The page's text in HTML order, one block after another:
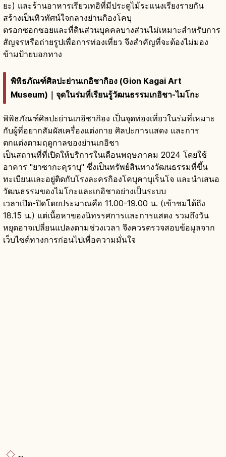
ยะ) และร้านอาหารเรียวเทอิที่มีประตูไม้ระแนงเรียงรายกัน
สร้างเป็นทิวทัศน์ใจกลางย่านกิองโคบุ
ตรอกซอกซอยและที่ดินส่วนบุคคลบางส่วนไม่เหมาะสำหรับการ
สัญจรหรือถ่ายรูปเพื่อการท่องเที่ยว จึงสำคัญที่จะต้องไม่มอง
ข้ามป้ายบอกทาง
พิพิธภัณฑ์ศิลปะย่านเกอิชากิอง (Gion Kagai Art
Museum)｜จุดในร่มที่เรียนรู้วัฒนธรรมเกอิชา-ไมโกะ
พิพิธภัณฑ์ศิลปะย่านเกอิชากิอง เป็นจุดท่องเที่ยวในร่มที่เหมาะ
กับผู้ที่อยากสัมผัสเครื่องแต่งกาย ศิลปะการแสดง และการ
ตกแต่งตามฤดูกาลของย่านเกอิชา
เป็นสถานที่ที่เปิดให้บริการในเดือนพฤษภาคม 2024 โดยใช้
อาคาร "ยาซากะคุราบุ" ซึ่งเป็นทรัพย์สินทางวัฒนธรรมที่ขึ้น
ทะเบียนและอยู่ติดกับโรงละครกิองโคบุคาบุเร็นโจ และนำเสนอ
วัฒนธรรมของไมโกะและเกอิชาอย่างเป็นระบบ
เวลาเปิด-ปิดโดยประมาณคือ 11.00-19.00 น. (เข้าชมได้ถึง
18.15 น.) แต่เนื้อหาของนิทรรศการและการแสดง รวมถึงวัน
หยุดอาจเปลี่ยนแปลงตามช่วงเวลา จึงควรตรวจสอบข้อมูลจาก
เว็บไซต์ทางการก่อนไปเพื่อความมั่นใจ